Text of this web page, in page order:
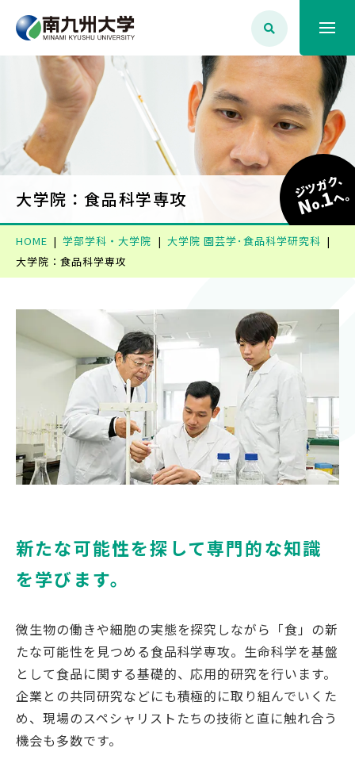
大学案内
学生生活
学部学科・大学院
就職・資格
入試情報
対象者別
受験生の方
保護者の方
高校教員の方
企業の方
卒業生の方
地域の方
OFFICIAL SNS
南九州大学公式SNS
大学院：食品科学専攻 ジツガク、
No.1へ
HOME 学部学科・大学院
大学院 園芸学･食品科学研究科
大学院：食品科学専攻
新たな可能性を探して専門的な知識
を学びます。
微生物の働きや細胞の実態を探究しながら「食」の新
たな可能性を見つめる食品科学専攻。生命科学を基盤
として食品に関する基礎的、応用的研究を行います。
企業との共同研究などにも積極的に取り組んでいくた
め、現場のスペシャリストたちの技術と直に触れ合う
機会も多数です。